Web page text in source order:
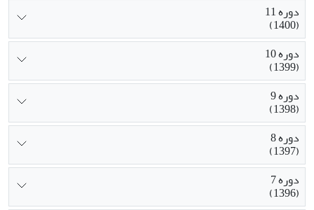
دوره 11
(1400)
دوره 10
(1399)
دوره 9
(1398)
دوره 8
(1397)
دوره 7
(1396)